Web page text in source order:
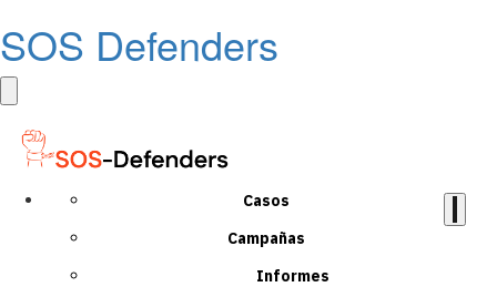
SOS Defenders
Casos
Campañas
Informes